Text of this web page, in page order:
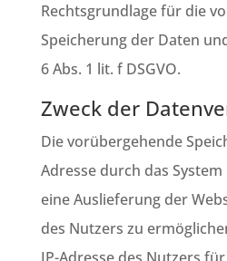
Rechtsgrundlage für die
Speicherung der Daten
6 Abs. 1 lit. f DSGVO.
Zweck der
Die vorübergehende
Adresse durch das
eine Auslieferung der
des Nutzers zu